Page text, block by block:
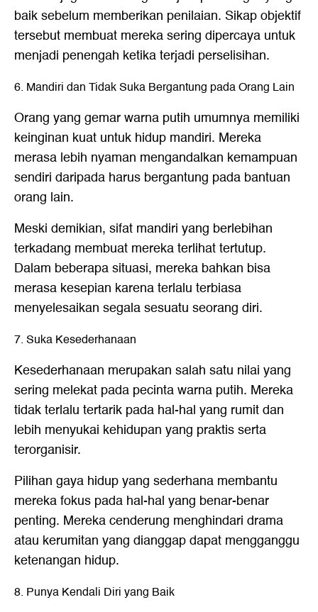
baik sebelum memberikan penilaian. Sikap objektif
tersebut membuat mereka sering dipercaya untuk
menjadi penengah ketika terjadi perselisihan.
6. Mandiri dan Tidak Suka Bergantung pada Orang Lain
Orang yang gemar warna putih umumnya memiliki
keinginan kuat untuk hidup mandiri. Mereka
merasa lebih nyaman mengandalkan kemampuan
sendiri daripada harus bergantung pada bantuan
orang lain.
Meski demikian, sifat mandiri yang berlebihan
terkadang membuat mereka terlihat tertutup.
Dalam beberapa situasi, mereka bahkan bisa
merasa kesepian karena terlalu terbiasa
menyelesaikan segala sesuatu seorang diri.
7. Suka Kesederhanaan
Kesederhanaan merupakan salah satu nilai yang
sering melekat pada pecinta warna putih. Mereka
tidak terlalu tertarik pada hal-hal yang rumit dan
lebih menyukai kehidupan yang praktis serta
terorganisir.
Pilihan gaya hidup yang sederhana membantu
mereka fokus pada hal-hal yang benar-benar
penting. Mereka cenderung menghindari drama
atau kerumitan yang dianggap dapat mengganggu
ketenangan hidup.
8. Punya Kendali Diri yang Baik